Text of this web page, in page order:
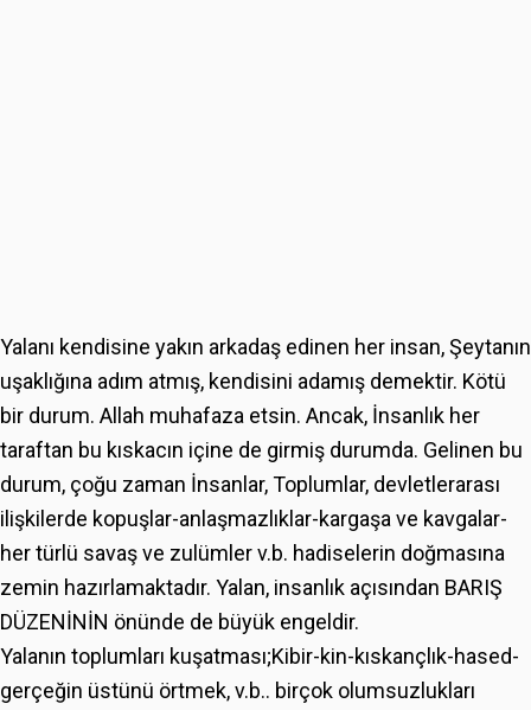
Yalanı kendisine yakın arkadaş edinen her insan, Şeytanın
uşaklığına adım atmış, kendisini adamış demektir. Kötü
bir durum. Allah muhafaza etsin. Ancak, İnsanlık her
taraftan bu kıskacın içine de girmiş durumda. Gelinen bu
durum, çoğu zaman İnsanlar, Toplumlar, devletlerarası
ilişkilerde kopuşlar-anlaşmazlıklar-kargaşa ve kavgalar-
her türlü savaş ve zulümler v.b. hadiselerin doğmasına
zemin hazırlamaktadır. Yalan, insanlık açısından BARIŞ
DÜZENİNİN önünde de büyük engeldir.
Yalanın toplumları kuşatması;Kibir-kin-kıskançlık-hased-
gerçeğin üstünü örtmek, v.b.. birçok olumsuzlukları